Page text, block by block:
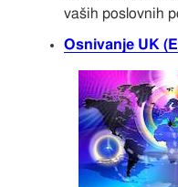
vaših poslovnih
Osnivanje UK